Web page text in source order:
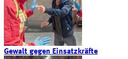
Gewalt gegen Einsatzkräfte